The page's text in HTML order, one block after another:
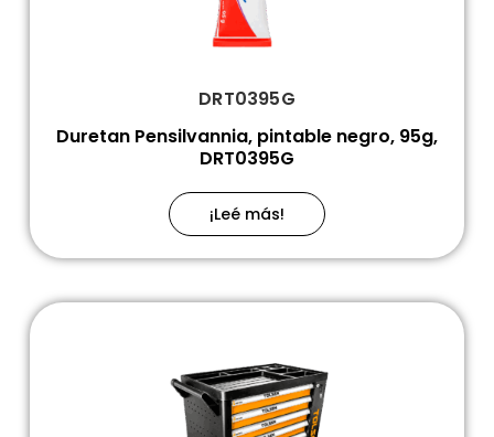
DRT0395G
Duretan Pensilvannia, pintable negro, 95g,
DRT0395G
¡Leé más!